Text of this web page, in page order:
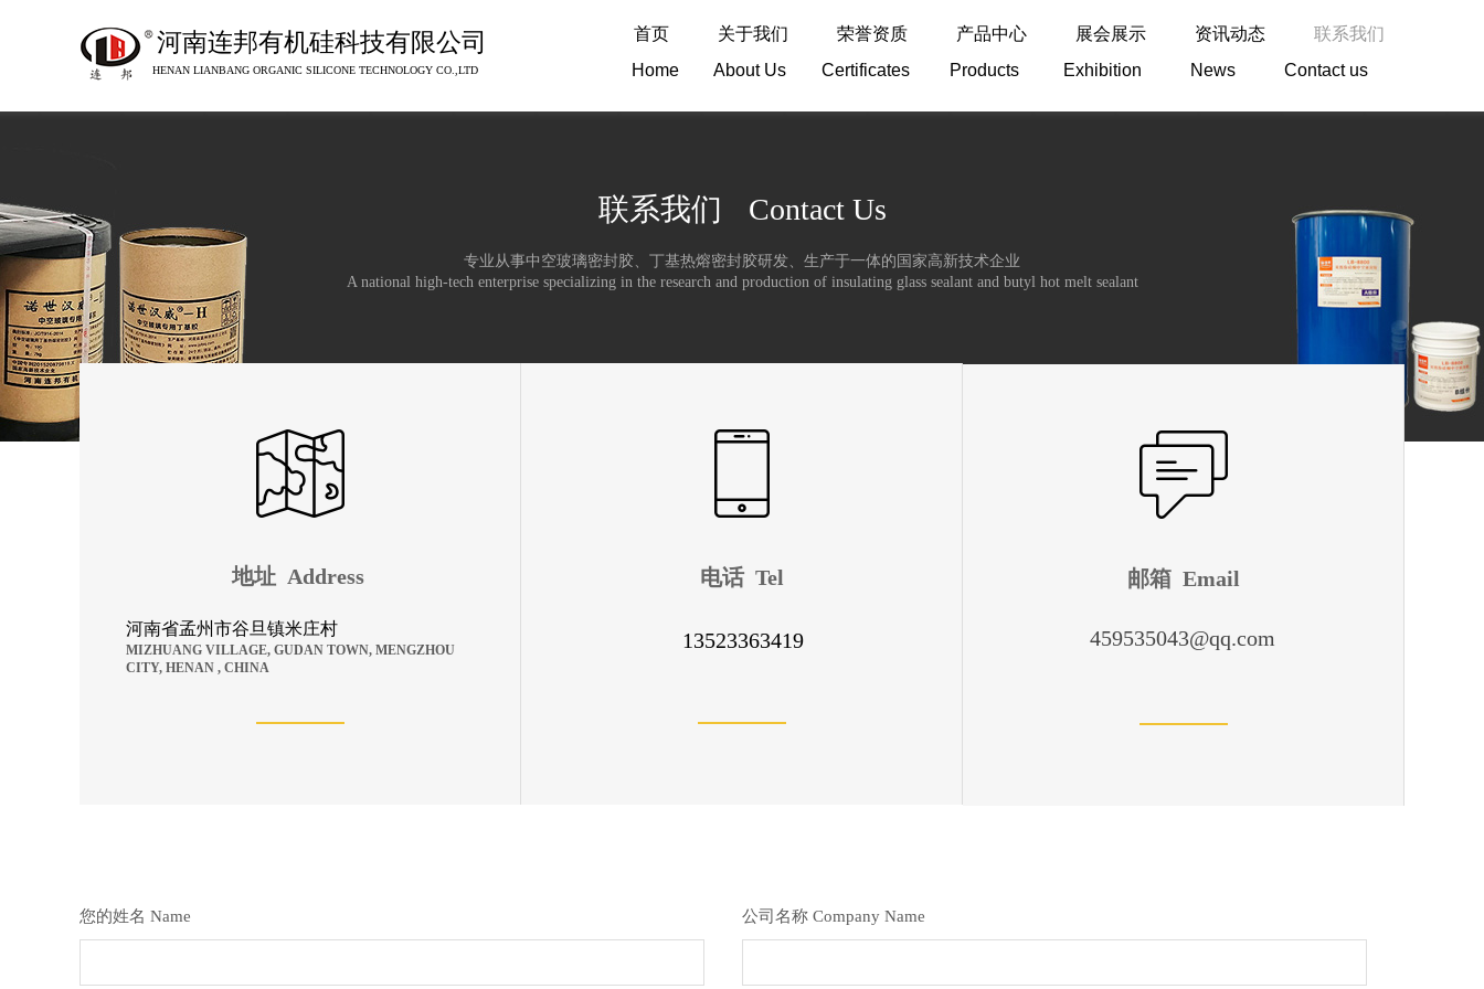
联系我们 Contact Us
邮箱 Email
459535043@qq.com
专业从事中空玻璃密封胶、丁基热熔密封胶研发、生产于一体的国家高新技术企业
A national high-tech enterprise specializing in the research and production of insulating glass sealant and butyl hot melt sealant
电话 Tel
13523363419
河南省孟州市谷旦镇米庄村
MIZHUANG VILLAGE, GUDAN TOWN, MENGZHOU
CITY, HENAN , CHINA
地址 Address
您的姓名 Name 公司名称 Company Name
首页 关于我们 荣誉资质 产品中心 展会展示 资讯动态 联系我们
河南连邦有机硅科技有限公司
Home About Us Certificates Products Exhibition News Contact us
HENAN LIANBANG ORGANIC SILICONE TECHNOLOGY CO.,LTD